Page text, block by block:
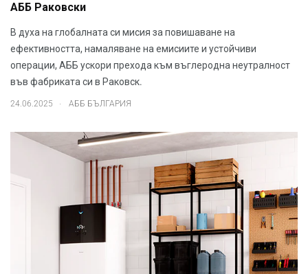
АББ Раковски
В духа на глобалната си мисия за повишаване на
ефективността, намаляване на емисиите и устойчиви
операции, АББ ускори прехода към въглеродна неутралност
във фабриката си в Раковск.
24.06.2025 АББ БЪЛГАРИЯ